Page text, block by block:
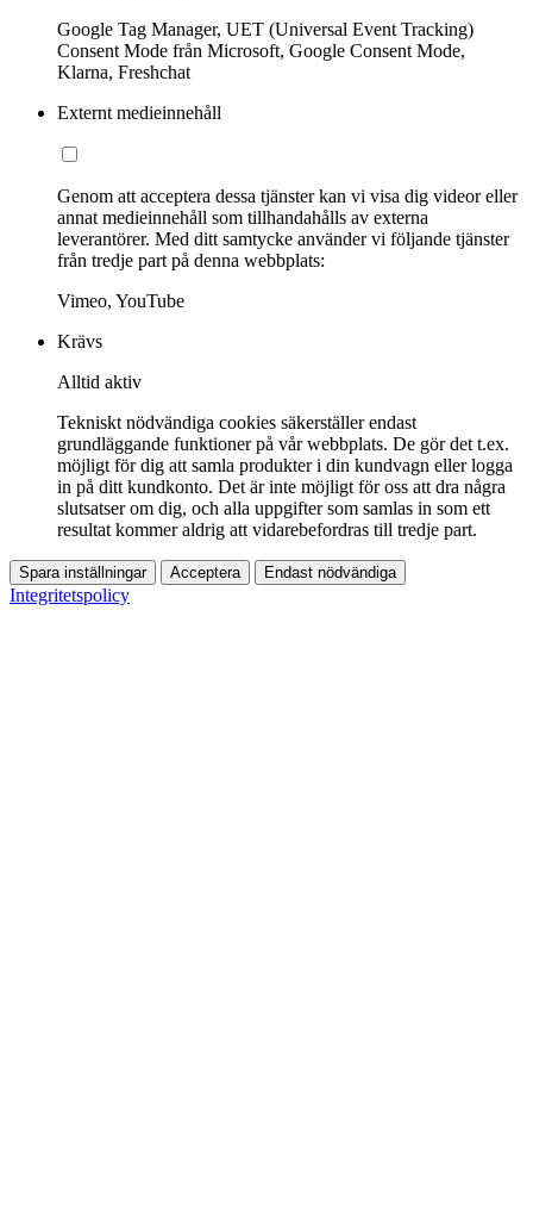
Google Tag Manager, UET (Universal Event Tracking)
Consent Mode från Microsoft, Google Consent Mode,
Klarna, Freshchat
Externt medieinnehåll
Genom att acceptera dessa tjänster kan vi visa dig videor eller
annat medieinnehåll som tillhandahålls av externa
leverantörer. Med ditt samtycke använder vi följande tjänster
från tredje part på denna webbplats:
Vimeo, YouTube
Krävs
Alltid aktiv
Tekniskt nödvändiga cookies säkerställer endast
grundläggande funktioner på vår webbplats. De gör det t.ex.
möjligt för dig att samla produkter i din kundvagn eller logga
in på ditt kundkonto. Det är inte möjligt för oss att dra några
slutsatser om dig, och alla uppgifter som samlas in som ett
resultat kommer aldrig att vidarebefordras till tredje part.
Spara inställningar Acceptera Endast nödvändiga
Integritetspolicy